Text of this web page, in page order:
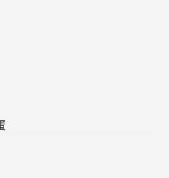
發，甚至是表達抗議。談到
的蛋，
不過，所有的有性生殖動物
有著苦樂參半的關係。一方
她不得不預防性切除卵巢，
另一方面，史塔克一家人透